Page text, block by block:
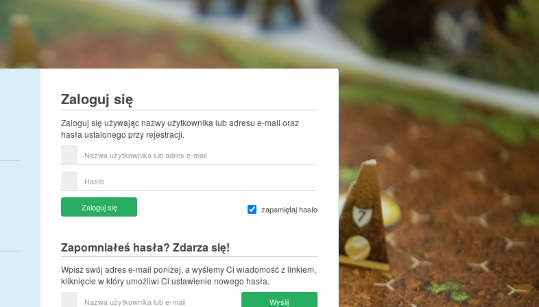
Zaloguj się
Zaloguj się używając nazwy użytkownika lub adresu e-mail oraz
hasła ustalonego przy rejestracji.
użytkownika
e-
mail
zapamiętaj hasło
Zaloguj się
Zapomniałeś hasła? Zdarza się!
Wpisz swój adres e-mail poniżej, a wyślemy Ci wiadomość z linkiem,
kliknięcie w który umożliwi Ci ustawienie nowego hasła.
Wyślij